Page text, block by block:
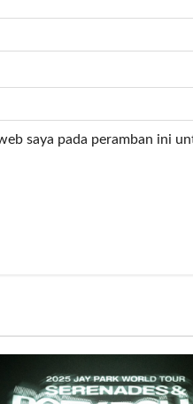
saya pada peramban ini